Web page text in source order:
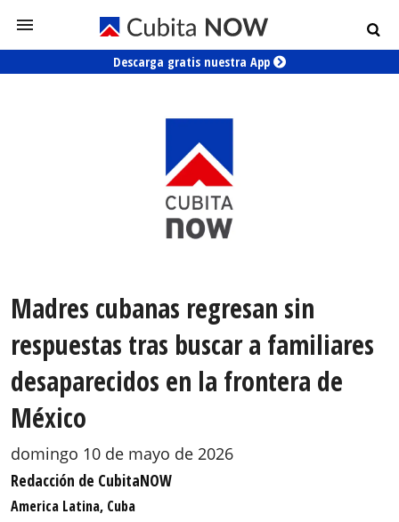
Descarga gratis nuestra App
Madres cubanas regresan sin
respuestas tras buscar a familiares
desaparecidos en la frontera de
México
domingo 10 de mayo de 2026
Redacción de CubitaNOW
America Latina, Cuba